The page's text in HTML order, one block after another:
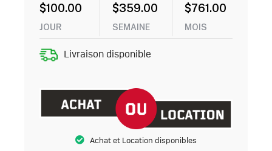
$100.00
JOUR
$359.00
SEMAINE
$761.00
MOIS
Livraison disponible
Achat et Location disponibles